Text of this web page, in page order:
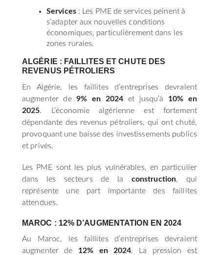
Services: Les PME de services peinent à
s’adapter aux nouvelles conditions
économiques, particulièrement dans les
zones rurales.
ALGÉRIE : FAILLITES ET CHUTE DES
REVENUS PÉTROLIERS
En Algérie, les faillites d’entreprises devraient
augmenter de9% en 2024 et jusqu’à 10% en
2025. L’économie algérienne est fortement
dépendante des revenus pétroliers, qui ont chuté,
provoquant une baisse des investissements publics
et privés.
Les PME sont les plus vulnérables, en particulier
dans les secteurs de la construction, qui
représente une part importante des faillites
attendues.
MAROC : 12% D’AUGMENTATION EN 2024
Au Maroc, les faillites d’entreprises devraient
augmenter de 12% en 2024. La pression est